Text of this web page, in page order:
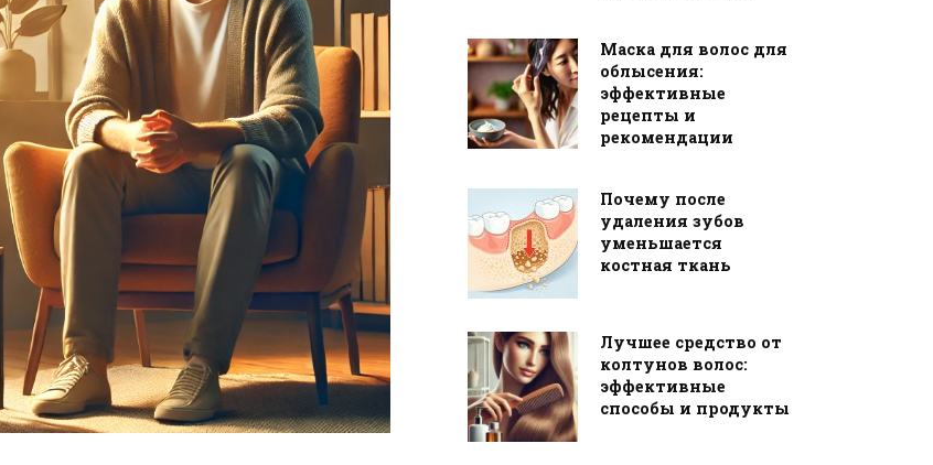
Маска для волос для
облысения:
эффективные
рецепты и
рекомендации
Почему после
удаления зубов
уменьшается
костная ткань
Лучшее средство от
колтунов волос:
эффективные
способы и продукты